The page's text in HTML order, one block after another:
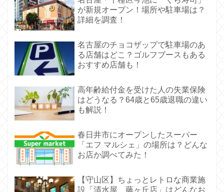
が新規オープン！場所や駐車場は？
詳細を調査！
名古屋のチョコザップで駐車場のあ
る店舗はどこ？ゴルフブースもある
おすすめ店舗も！
高年齢給付金を受けた人の失業保険
はどうなる？64歳と65歳退職の違い
も解説！
春日井市にオープンしたスーパー
「エフ マルシェ」の場所は？どんな
お店か調べてみた！
【守山区】ちょっとレトロな商業施
設「清水屋 藤ヶ丘店」はどんなお